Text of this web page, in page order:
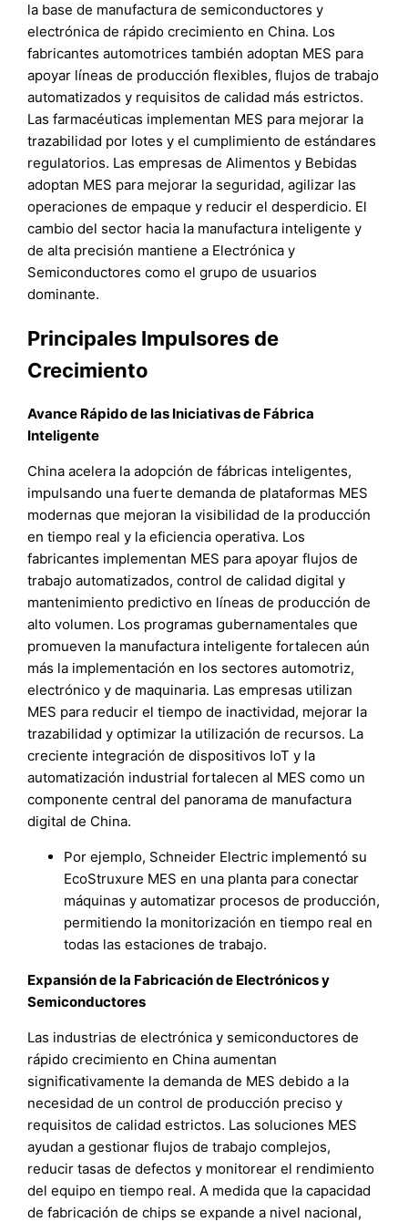
la base de manufactura de semiconductores y
electrónica de rápido crecimiento en China. Los
fabricantes automotrices también adoptan MES para
apoyar líneas de producción flexibles, flujos de trabajo
automatizados y requisitos de calidad más estrictos.
Las farmacéuticas implementan MES para mejorar la
trazabilidad por lotes y el cumplimiento de estándares
regulatorios. Las empresas de Alimentos y Bebidas
adoptan MES para mejorar la seguridad, agilizar las
operaciones de empaque y reducir el desperdicio. El
cambio del sector hacia la manufactura inteligente y
de alta precisión mantiene a Electrónica y
Semiconductores como el grupo de usuarios
dominante.
Principales Impulsores de
Crecimiento
Avance Rápido de las Iniciativas de Fábrica
Inteligente
China acelera la adopción de fábricas inteligentes,
impulsando una fuerte demanda de plataformas MES
modernas que mejoran la visibilidad de la producción
en tiempo real y la eficiencia operativa. Los
fabricantes implementan MES para apoyar flujos de
trabajo automatizados, control de calidad digital y
mantenimiento predictivo en líneas de producción de
alto volumen. Los programas gubernamentales que
promueven la manufactura inteligente fortalecen aún
más la implementación en los sectores automotriz,
electrónico y de maquinaria. Las empresas utilizan
MES para reducir el tiempo de inactividad, mejorar la
trazabilidad y optimizar la utilización de recursos. La
creciente integración de dispositivos IoT y la
automatización industrial fortalecen al MES como un
componente central del panorama de manufactura
digital de China.
Por ejemplo, Schneider Electric implementó su
EcoStruxure MES en una planta para conectar
máquinas y automatizar procesos de producción,
permitiendo la monitorización en tiempo real en
todas las estaciones de trabajo.
Expansión de la Fabricación de Electrónicos y
Semiconductores
Las industrias de electrónica y semiconductores de
rápido crecimiento en China aumentan
significativamente la demanda de MES debido a la
necesidad de un control de producción preciso y
requisitos de calidad estrictos. Las soluciones MES
ayudan a gestionar flujos de trabajo complejos,
reducir tasas de defectos y monitorear el rendimiento
del equipo en tiempo real. A medida que la capacidad
de fabricación de chips se expande a nivel nacional,